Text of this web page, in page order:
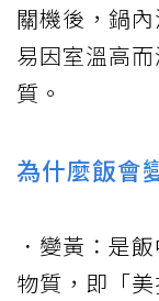
關機後，鍋
易因室溫高
質。
為什麼飯會
．變黃：是
物質，即「